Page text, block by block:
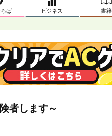
ば ビジネス 書籍
者します～